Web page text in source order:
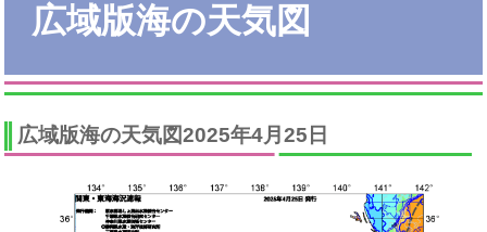
広域版海の天気図
広域版海の天気図2025年4月25日